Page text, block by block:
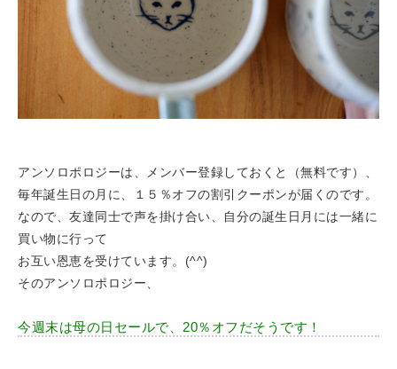
アンソロポロジーは、メンバー登録しておくと（無料です）、
毎年誕生日の月に、１５％オフの割引クーポンが届くのです。
なので、友達同士で声を掛け合い、自分の誕生日月には一緒に
買い物に行って
お互い恩恵を受けています。(^^)
そのアンソロポロジー、
今週末は母の日セールで、20％オフだそうです！